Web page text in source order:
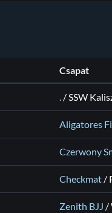
Csapat
. /SSW
Aligatores
Czerwony
Checkmat /
Zenith BJJ /